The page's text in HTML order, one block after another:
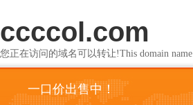
ccccol.com
您正在访问的域名可以转让!This domain name
一口价出售中！